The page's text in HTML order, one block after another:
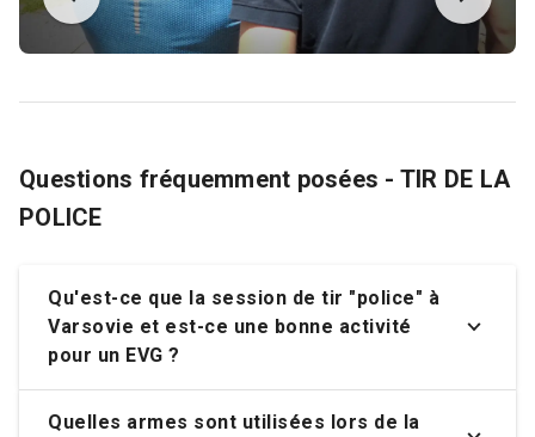
Questions fréquemment posées - TIR DE LA
POLICE
Qu'est-ce que la session de tir "police" à
Varsovie et est-ce une bonne activité
pour un EVG ?
Quelles armes sont utilisées lors de la